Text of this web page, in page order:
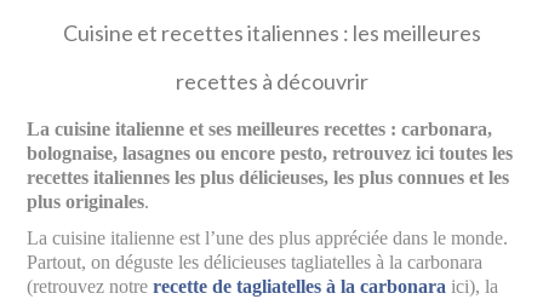
Food Trotter
Cuisine et recettes italiennes : les meilleures
recettes à découvrir
La cuisine italienne et ses meilleures recettes : carbonara,
bolognaise, lasagnes ou encore pesto, retrouvez ici toutes les
recettes italiennes les plus délicieuses, les plus connues et les
plus originales.
La cuisine italienne est l’une des plus appréciée dans le monde.
Partout, on déguste les délicieuses tagliatelles à la carbonara
(retrouvez notrerecette de tagliatelles à la carbonara ici), la